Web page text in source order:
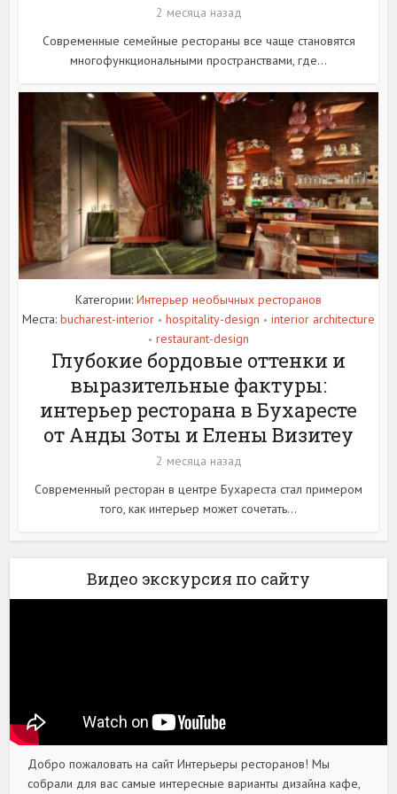
2 месяца назад
Современные семейные рестораны все чаще становятся
многофункциональными пространствами, где...
Категории: Интерьер необычных ресторанов
Места: bucharest-interior • hospitality-design • interior architecture
• restaurant-design
Глубокие бордовые оттенки и
выразительные фактуры:
интерьер ресторана в Бухаресте
от Анды Зоты и Елены Визитеу
2 месяца назад
Современный ресторан в центре Бухареста стал примером
того, как интерьер может сочетать...
Видео экскурсия по сайту
Добро пожаловать на сайт Интерьеры ресторанов! Мы
собрали для вас самые интересные варианты дизайна кафе,